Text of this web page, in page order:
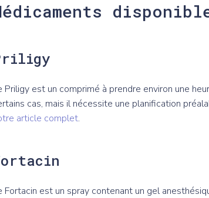
Priligy est un comprimé à prendre environ une
cas, mais il nécessite une planification
article complet.
Fortacin est un spray contenant un gel